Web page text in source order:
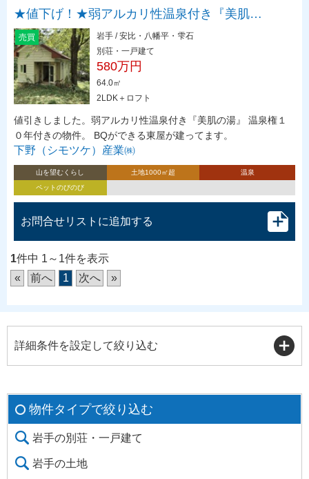
★値下げ！★弱アルカリ性温泉付き『美肌…
売買
岩手 / 安比・八幡平・雫石
別荘・一戸建て
580万円
64.0㎡
2LDK＋ロフト
値引きしました。弱アルカリ性温泉付き『美肌の湯』 温泉権１
０年付きの物件。 BQができる東屋が建ってます。
下野（シモツケ）産業㈱
山を望むくらし 土地1000㎡超
温泉
ペットのびのび
お問合せリストに追加する
1件中 1～1件を表示
«
前へ 1 次へ »
詳細条件を設定して絞り込む
物件タイプで絞り込む
岩手の別荘・一戸建て
岩手の土地